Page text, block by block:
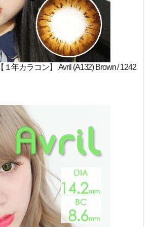
【１年カラコン】 Avril (A132) Brown / 1242